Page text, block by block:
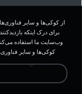
اطلاعاتبرای درک اینکه
وب‌سایت ما استفاده
کوکی‌ها و سایر